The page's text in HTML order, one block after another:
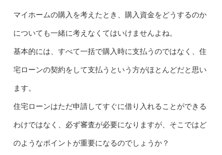
マイホームの購入を考えたとき、購入資金をどうするのか
についても一緒に考えなくてはいけませんよね。
基本的には、すべて一括で購入時に支払うのではなく、住
宅ローンの契約をして支払うという方がほとんどだと思い
ます。
住宅ローンはただ申請してすぐに借り入れることができる
わけではなく、必ず審査が必要になりますが、そこではど
のようなポイントが重要になるのでしょうか？